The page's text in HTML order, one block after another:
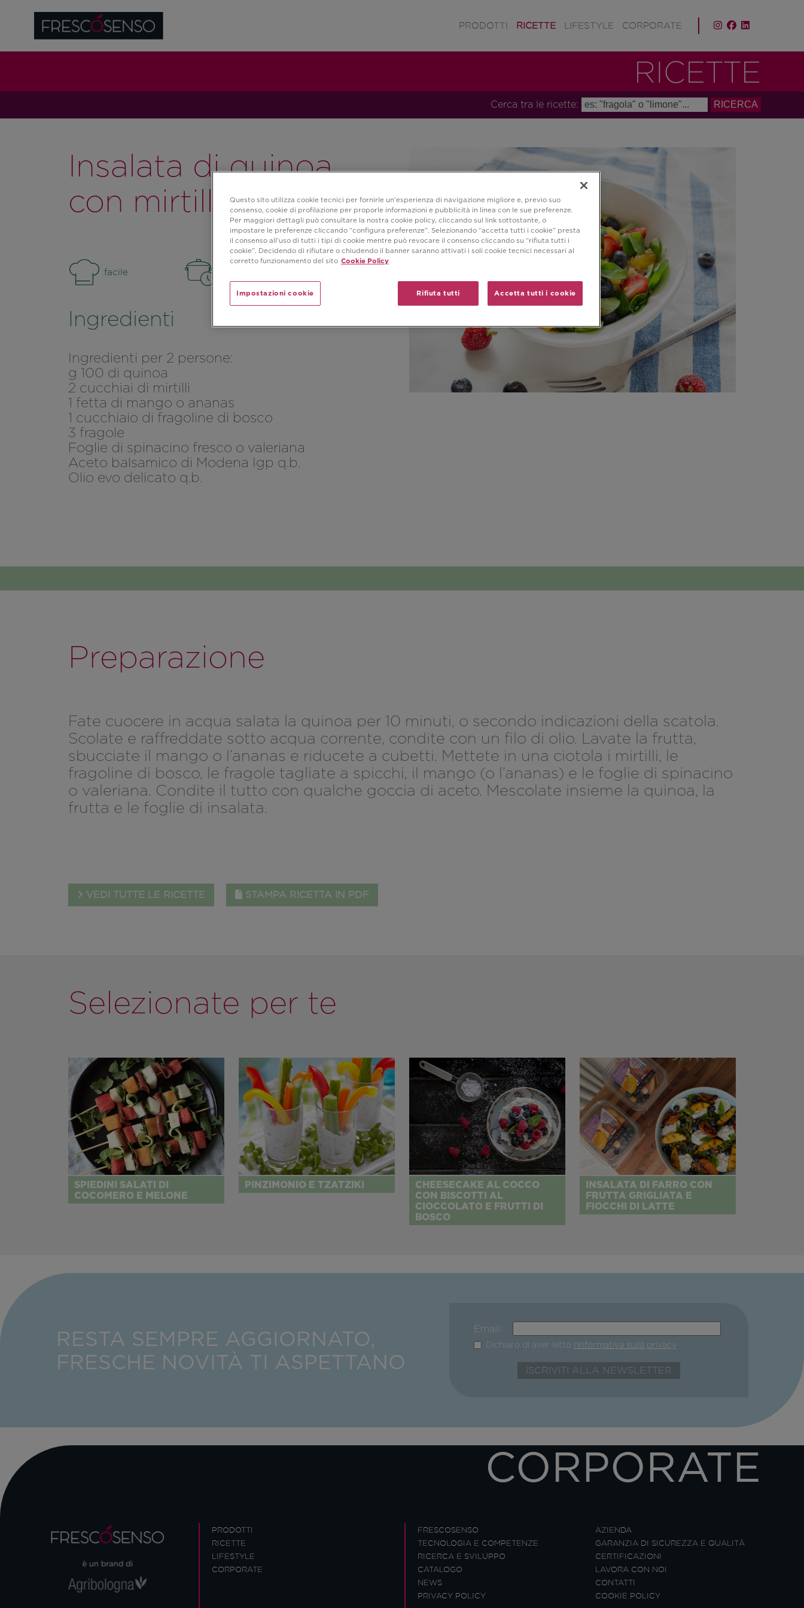
PRODOTTI RICETTE LIFESTYLE CORPORATE
RICETTE
Cerca tra le ricette:
Insalata di quinoa
con mirtilli e frutta
facile
Ingredienti
Ingredienti per 2 persone:
g 100 di quinoa
2 cucchiai di mirtilli
1 fetta di mango o ananas
1 cucchiaio di fragoline di bosco
3 fragole
Foglie di spinacino fresco o valeriana
Aceto balsamico di Modena Igp q.b.
Olio evo delicato q.b.
Preparazione
Fate cuocere in acqua salata la quinoa per 10 minuti, o secondo indicazioni della scatola.
Scolate e raffreddate sotto acqua corrente, condite con un filo di olio. Lavate la frutta,
sbucciate il mango o l’ananas e riducete a cubetti. Mettete in una ciotola i mirtilli, le
fragoline di bosco, le fragole tagliate a spicchi, il mango (o l’ananas) e le foglie di spinacino
o valeriana. Condite il tutto con qualche goccia di aceto. Mescolate insieme la quinoa, la
frutta e le foglie di insalata.
VEDI TUTTE LE RICETTE STAMPA RICETTA IN PDF
Selezionate per te
SPIEDINI SALATI DI
COCOMERO E MELONE
PINZIMONIO E TZATZIKI
CHEESECAKE AL COCCO
CON BISCOTTI AL
CIOCCOLATO E FRUTTI DI
BOSCO
INSALATA DI FARRO CON
FRUTTA GRIGLIATA E
FIOCCHI DI LATTE
RESTA SEMPRE AGGIORNATO,
FRESCHE NOVITÀ TI ASPETTANO
Email:
Dichiaro di aver letto l'informativa sulla privacy
PRODOTTI
RICETTE
LIFESTYLE
CORPORATE
CORPORATE
FRESCOSENSO
AZIENDA
TECNOLOGIA E COMPETENZE
GARANZIA DI SICUREZZA E QUALITÀ
RICERCA E SVILUPPO
CERTIFICAZIONI
CATALOGO
LAVORA CON NOI
NEWS
CONTATTI
PRIVACY POLICY
COOKIE POLICY
Questo sito utilizza cookie tecnici per fornirle un’esperienza di navigazione migliore e, previo suo
consenso, cookie di profilazione per proporle informazioni e pubblicità in linea con le sue preferenze.
Per maggiori dettagli può consultare la nostra cookie policy, cliccando sul link sottostante, o
impostare le preferenze cliccando “configura preferenze”. Selezionando “accetta tutti i cookie” presta
il consenso all’uso di tutti i tipi di cookie mentre può revocare il consenso cliccando su “rifiuta tutti i
cookie”. Decidendo di rifiutare o chiudendo il banner saranno attivati i soli cookie tecnici necessari al
corretto funzionamento del sito Cookie Policy
Rifiuta tutti Accetta tutti i cookie
Impostazioni cookie